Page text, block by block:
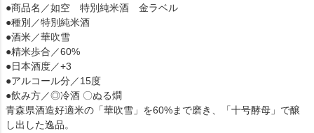
●商品名／如空 特別純米酒 金ラベル
●種別／特別純米酒
●酒米／華吹雪
●精米歩合／60%
●日本酒度／+3
●アルコール分／15度
●飲み方／◎冷酒 〇ぬる燗
青森県酒造好適米の「華吹雪」を60%まで磨き、「十号酵母」で醸
し出した逸品。